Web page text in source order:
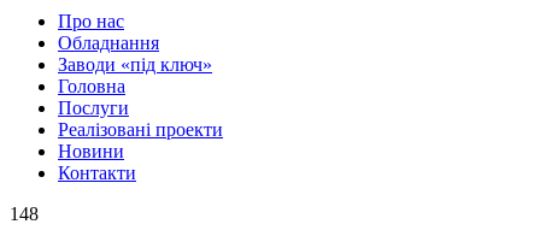
Про нас
Обладнання
Заводи «під ключ»
Головна
Послуги
Реалізовані проекти
Новини
Контакти
148